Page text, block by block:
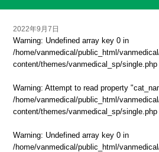
2022年9月7日
Warning: Undefined array key 0 in
/home/vanmedical/public_html/
content/themes/vanmedical_sp/single.php
Warning: Attempt to read property
/home/vanmedical/public_html/
content/themes/vanmedical_sp/single.php
Warning: Undefined array key 0 in
/home/vanmedical/public_html/